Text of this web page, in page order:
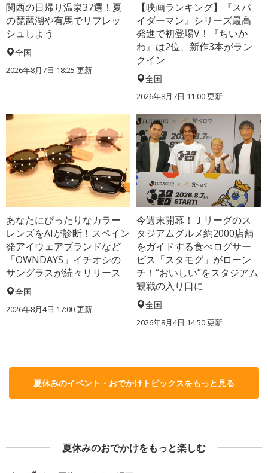
関西の日帰り温泉37選！夏
の琵琶湖や有馬でリフレッ
シュしよう
全国
2026年8月7日 18:25 更新
【映画ランキング】『スパ
イダーマン』シリーズ最高
発進で初登場V！『ちいか
わ』は2位、新作3本がラン
クイン
全国
2026年8月7日 11:00更新
あなたにぴったりなカラー
レンズをAIが診断！スペイン
発アイウェアブランドなど
「OWNDAYS」イチオシの
サングラスが続々リリース
全国
2026年8月4日 17:00更新
今週末開幕！Ｊリーグのス
タジアムグルメ約2000店舗
をガイドする食べログサー
ビス「スタモグ」がローン
チ！“おいしい”をスタジアム
観戦の入り口に
全国
2026年8月4日 14:50更新
夏休みのイベント・おでかけトピックスをもっと見る
夏休みのおでかけをもっと楽しむ